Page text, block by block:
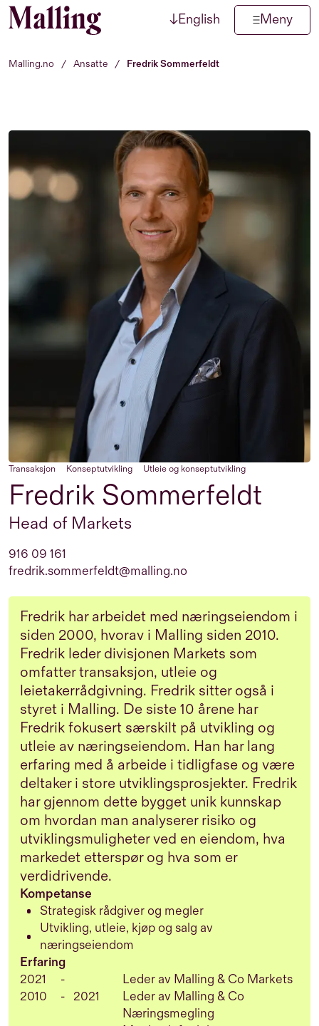
Hopp til innhold ↓English Meny
Malling.no / Ansatte / Fredrik Sommerfeldt
Transaksjon Konseptutvikling Utleie og konseptutvikling
Fredrik Sommerfeldt
Head of Markets
916 09 161
fredrik.sommerfeldt@malling.no
Fredrik har arbeidet med næringseiendom i
siden 2000, hvorav i Malling siden 2010.
Fredrik leder divisjonen Markets som
omfatter transaksjon, utleie og
leietakerrådgivning. Fredrik sitter også i
styret i Malling. De siste 10 årene har
Fredrik fokusert særskilt på utvikling og
utleie av næringseiendom. Han har lang
erfaring med å arbeide i tidligfase og være
deltaker i store utviklingsprosjekter. Fredrik
har gjennom dette bygget unik kunnskap
om hvordan man analyserer risiko og
utviklingsmuligheter ved en eiendom, hva
markedet etterspør og hva som er
verdidrivende.
Kompetanse
Strategisk rådgiver og megler
Utvikling, utleie, kjøp og salg av
næringseiendom
Erfaring
2021
-
Leder av Malling & Co Markets
2010
- 2021
Leder av Malling & Co
Næringsmegling